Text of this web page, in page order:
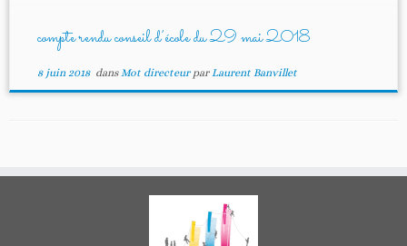
compte rendu conseil d’école du 29 mai 2018
8 juin 2018dansMot directeur parLaurent Banvillet